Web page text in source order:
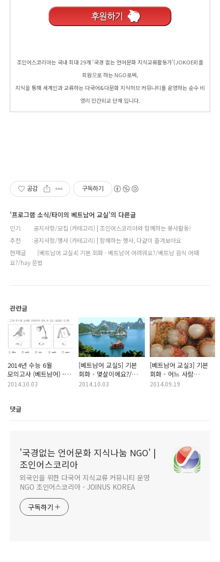
조인어스코리아는 국내 최대 29개 ‘국경 없는 언어문화 지식교류활동가’(JOKOER)를
회원으로 하는 NGO로써,
지식을 통해 세계인과 교류하는 다국어&다문화 지식허브 커뮤니티를 운영하는 순수 비
영리 민간외교 단체 입니다.
공감 구독하기
'프로그램 소식/타이의 베트남어 교실'의 다른글
인기
공지사항/모집 (카테고리) | 조인어스코리아와 함께하는 봉사활동!
추천
공지사항/행사 (카테고리) | 함께하는 행사, 다같이 즐겨보아요
현재글
[베트남어 교실4] 기본 회화 - 베트남어 어려워요?/베트남 음식 어때
요?/hay 문법
관련글
2014년 수능 6월
모의고사 (베트남어) -
해설 (1-5번 문제)
2014.10.03
[베트남어 교실5] 기본
회화 - 몇살이에요?/
취미가 뭐에요?/
2014.10.03
[베트남어 교실3] 기본
회화 - 어느 사람
사람이에요 / 직업이
2014.09.19
댓글
'국경없는 언어문화 지식나눔 NGO' |
조인어스코리아
외국인을 위한 다국어 지식교류 커뮤니티 운영
NGO 조인어스코리아 - JOINUS KOREA
구독하기